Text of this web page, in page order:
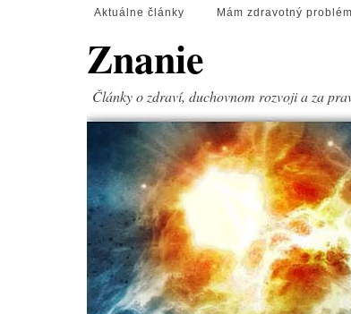
Aktuálne články Mám zdravotný problém
Znanie
Články o zdraví, duchovnom rozvoji a za